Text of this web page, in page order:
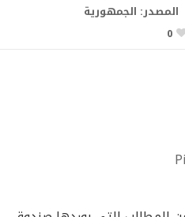
المصدر: الجمهورية
0